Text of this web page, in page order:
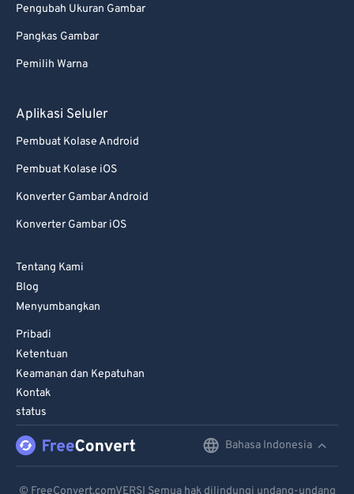
Pengubah Ukuran Gambar
Pangkas Gambar
Pemilih Warna
Aplikasi Seluler
Pembuat Kolase Android
Pembuat Kolase iOS
Konverter Gambar Android
Konverter Gambar iOS
Tentang Kami
Blog
Menyumbangkan
Pribadi
Ketentuan
Keamanan dan Kepatuhan
Kontak
status
Bahasa Indonesia
© FreeConvert.comVERSI Semua hak dilindungi undang-undang